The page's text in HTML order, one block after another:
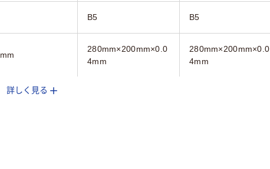
B5 B5
280mm×200mm×0.0
4mm
280mm×200mm×0.0
4mm
り（吊しひもな
詳しく見る